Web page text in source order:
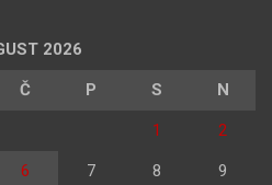
2026
Č P S N
1 2
6 7 8 9